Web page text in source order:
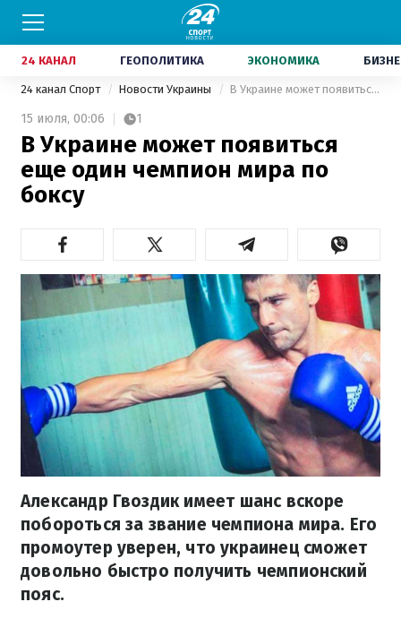
24 КАНАЛ ГЕОПОЛИТИКА ЭКОНОМИКА
24 канал Спорт Новости Украины В Украине может появиться еще один чемпион мира по боксу
15 июля, 00:06 1
В Украине может появиться
еще один чемпион мира по
боксу
Александр Гвоздик имеет шанс вскоре
побороться за звание чемпиона мира. Его
промоутер уверен, что украинец сможет
довольно быстро получить чемпионский
пояс.